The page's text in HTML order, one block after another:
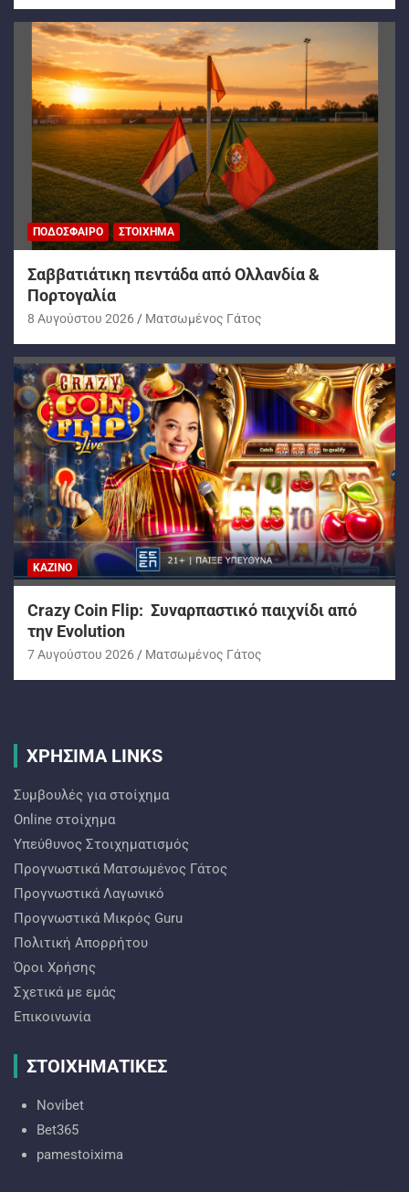
ΠΟΔΌΣΦΑΙΡΟ ΣΤΟΊΧΗΜΑ
Σαββατιάτικη πεντάδα από Ολλανδία &
Πορτογαλία
8 Αυγούστου 2026 Ματσωμένος Γάτος
ΚΑΖΊΝΟ
Crazy Coin Flip: Συναρπαστικό παιχνίδι από
την Evolution
7 Αυγούστου 2026 Ματσωμένος Γάτος
ΧΡΗΣΙΜΑ LINKS
Συμβουλές για στοίχημα
Online στοίχημα
Υπεύθυνος Στοιχηματισμός
Προγνωστικά Ματσωμένος Γάτος
Προγνωστικά Λαγωνικό
Προγνωστικά Mικρός Guru
Πολιτική Απορρήτου
Όροι Χρήσης
Σχετικά με εμάς
Επικοινωνία
ΣΤΟΙΧΗΜΑΤΙΚΕΣ
Novibet
Bet365
pamestoixima